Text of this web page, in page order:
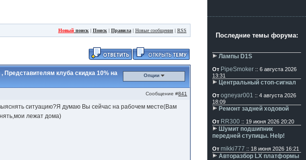
Новыйпоиск| Поиск| Правила| Новые сообщения| RSS
Представителям клуба скидка 10% на
Опции
Сообщение #841
ситуацию?Я думаю Вы сейчас на рабочем месте(Вам
лежат дома)
Последние темы форума:
Лампы D1S
От PipeSmoker :: 6 августа 2026
13:31
Центральный стоп-сигнал
От ogneyar001 :: 4 августа 2026
18:09
Ремонт задней ходовой
От RR300 :: 19 июня 2026 20:20
Шумит подшипник
передней ступицы. Help!
От mikki777 :: 18 июня 2026 16:21
Авторазбор LX платформы